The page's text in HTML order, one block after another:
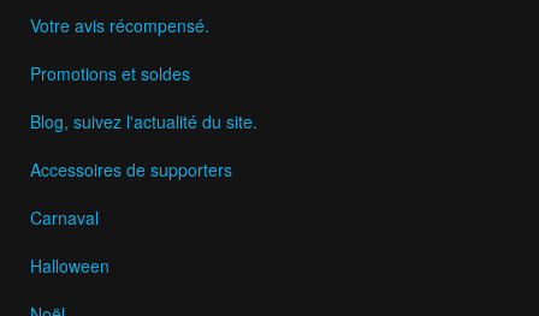
Votre avis récompensé.
Promotions et soldes
Blog, suivez l'actualité du site.
Accessoires de supporters
Carnaval
Halloween